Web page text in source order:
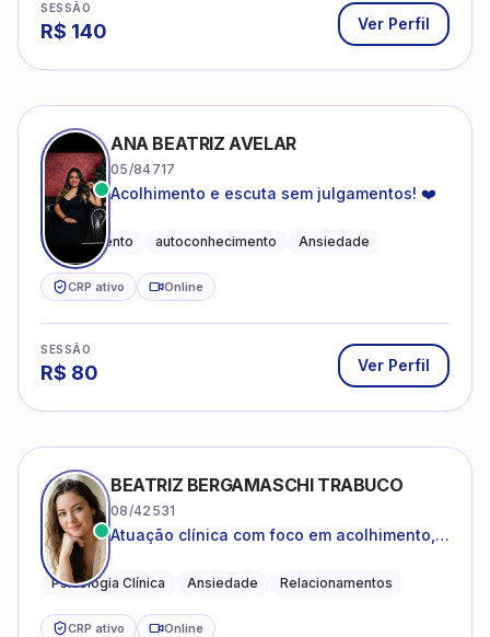
SESSÃO
R$ 140 Ver Perfil
ANA BEATRIZ AVELAR
05/84717
Acolhimento e escuta sem julgamentos! ❤️
Acolhimento autoconhecimento Ansiedade
CRP ativo Online
SESSÃO
R$ 80 Ver Perfil
BEATRIZ BERGAMASCHI TRABUCO
08/42531
Atuação clínica com foco em acolhimento,
Psicologia Clínica Ansiedade Relacionamentos
CRP ativo Online